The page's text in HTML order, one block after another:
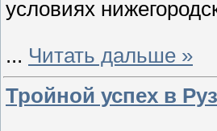
условиях
... Читать дальше »
Тройной успех в